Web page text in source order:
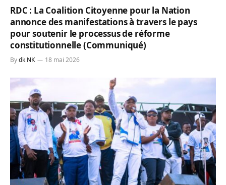
RDC : La Coalition Citoyenne pour la Nation
annonce des manifestations à travers le pays
pour soutenir le processus de réforme
constitutionnelle (Communiqué)
Bydk NK 18 mai 2026